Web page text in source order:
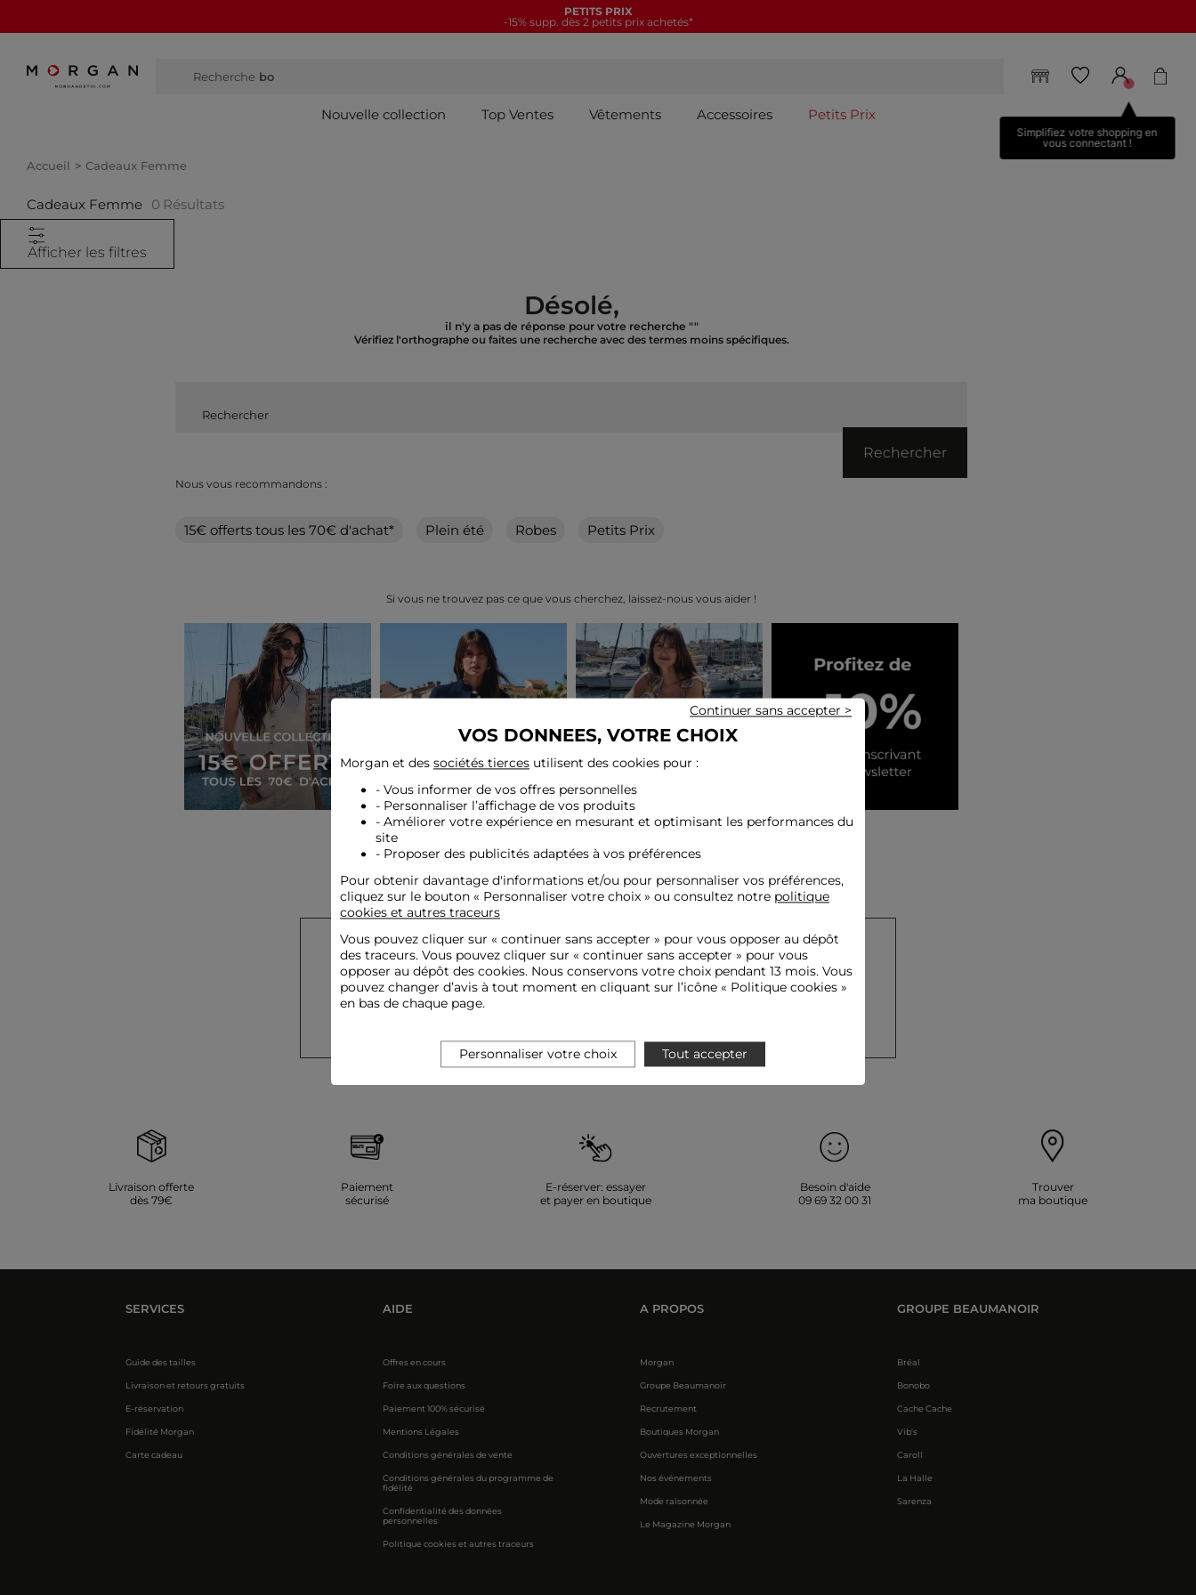
PETITS PRIX
-15% supp. dès 2 petits prix achetés*
Recherche bottes
Simplifiez votre shopping en
vous connectant !
Nouvelle collection Top Ventes Vêtements Accessoires Petits Prix
Accueil Cadeaux Femme
Cadeaux Femme 0 Résultats
Afficher les filtres
Désolé,
il n'y a pas de réponse pour votre recherche ""
Vérifiez l'orthographe ou faites une recherche avec des termes moins spécifiques.
Rechercher
Nous vous recommandons :
15€ offerts tous les 70€ d'achat* Plein été Robes Petits Prix
Si vous ne trouvez pas ce que vous cherchez, laissez-nous vous aider !
Inscrivez-vous à notre newsletter et recevez nos offres privilèges
Votre e-mail
Livraison offerte
dès 79€
Paiement
sécurisé
E-réserver: essayer
et payer en boutique
Besoin d'aide
09 69 32 00 31
Trouver
ma boutique
SERVICES
Guide des tailles
Livraison et retours gratuits
E-réservation
Fidélité Morgan
Carte cadeau
AIDE
Offres en cours
Foire aux questions
Paiement 100% sécurisé
Mentions Légales
Conditions générales de vente
Conditions générales du programme de
fidélité
Confidentialité des données
personnelles
Politique cookies et autres traceurs
A PROPOS
Morgan
Groupe Beaumanoir
Recrutement
Boutiques Morgan
Ouvertures exceptionnelles
Nos événements
Mode raisonnée
Le Magazine Morgan
GROUPE BEAUMANOIR
Bréal
Bonobo
Cache Cache
Vib's
Caroll
La Halle
Sarenza
VOS DONNEES, VOTRE CHOIX
Morgan et des sociétés tierces utilisent des cookies pour :
- Vous informer de vos offres personnelles
- Personnaliser l’affichage de vos produits
- Améliorer votre expérience en mesurant et optimisant les performances du
site
- Proposer des publicités adaptées à vos préférences
Pour obtenir davantage d'informations et/ou pour personnaliser vos préférences,
cliquez sur le bouton « Personnaliser votre choix » ou consultez notre politique
cookies et autres traceurs
Vous pouvez cliquer sur « continuer sans accepter » pour vous opposer au dépôt
des traceurs. Vous pouvez cliquer sur « continuer sans accepter » pour vous
opposer au dépôt des cookies. Nous conservons votre choix pendant 13 mois. Vous
pouvez changer d’avis à tout moment en cliquant sur l’icône « Politique cookies »
en bas de chaque page.
Personnaliser votre choix
Continuer sans accepter >
Tout accepter